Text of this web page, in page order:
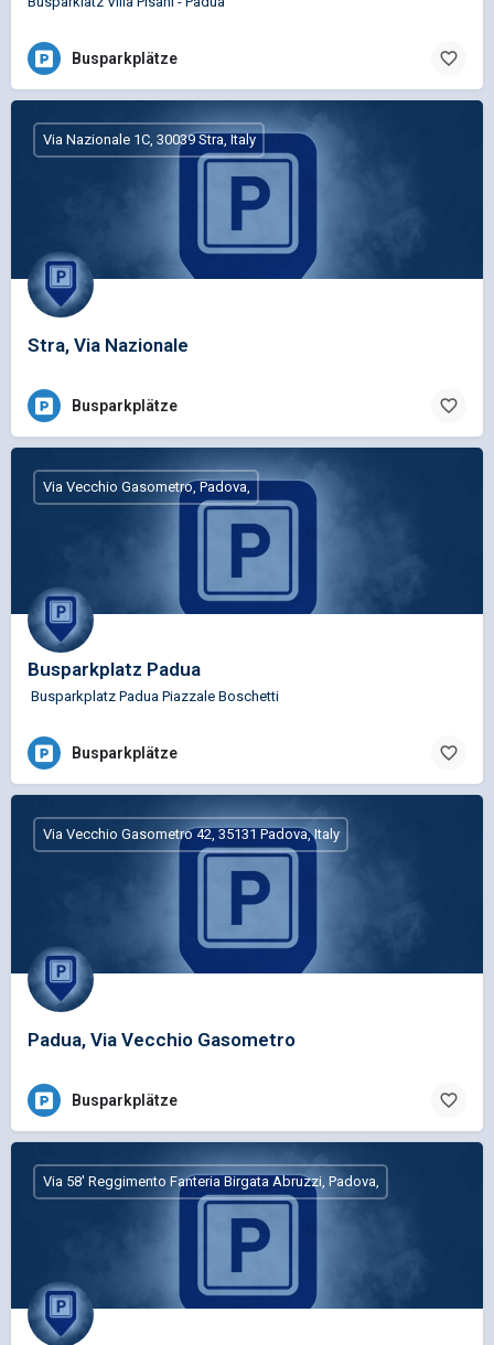
Busparkplätze
Stra, Via Nazionale
Via Nazionale 1C, 30039 Stra, Italy
Busparkplätze
Busparkplatz Padua
Busparkplatz Padua Piazzale Boschetti
Via Vecchio Gasometro, Padova,
Busparkplätze
Padua, Via Vecchio Gasometro
Via Vecchio Gasometro 42, 35131 Padova, Italy
Busparkplätze
Via 58' Reggimento Fanteria Birgata Abruzzi, Padova,